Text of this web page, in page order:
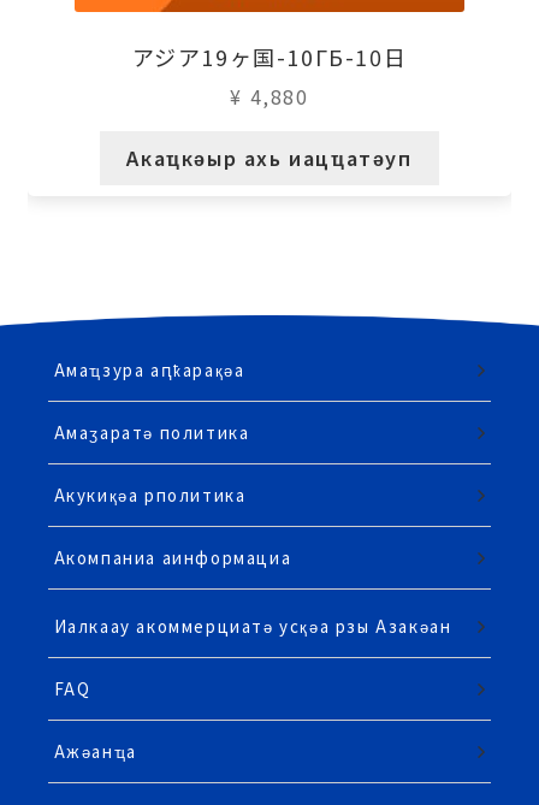
アジア19ヶ国-10ГБ-10日
¥ 4,880
Акаҵкәыр ахь иацҵатәуп
Амаҵзура аԥҟарақәа
Амаӡаратә политика
Акукиқәа рполитика
Акомпаниа аинформациа
Иалкаау акоммерциатә усқәа рзы Азакәан
FAQ
Ажәанҵа